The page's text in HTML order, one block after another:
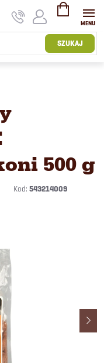
SZUKAJ
KOSZYK
500 g
Kod: 543214009